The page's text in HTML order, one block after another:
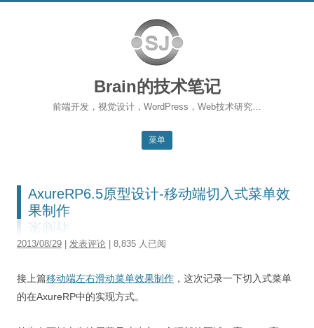
Brain的技术笔记
前端开发，视觉设计，WordPress，Web技术研究…
菜单
博客首页
AxureRP6.5原型设计-移动端切入式菜单效
果制作
2013/08/29 发表评论 | 8,835 人已阅
接上篇移动端左右滑动菜单效果制作 ，这次记录一下切入式菜单
的在AxureRP中的实现方式。